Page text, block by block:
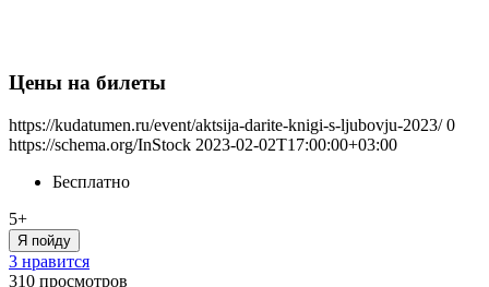
Цены на билеты
https://kudatumen.ru/event/aktsija-darite-knigi-s-ljubovju-2023/ 0
https://schema.org/InStock 2023-02-02T17:00:00+03:00
Бесплатно
5+
Я пойду
3 нравится
310 просмотров